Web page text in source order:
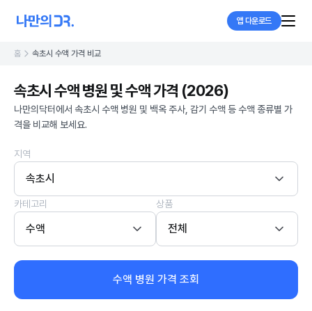
앱 다운로드
홈 속초시 수액 가격 비교
속초시 수액 병원 및 수액 가격 (2026)
나만의닥터에서 속초시 수액 병원 및 백옥 주사, 감기 수액 등 수액 종류별 가
격을 비교해 보세요.
지역
속초시
카테고리
수액
상품
전체
수액 병원 가격 조회